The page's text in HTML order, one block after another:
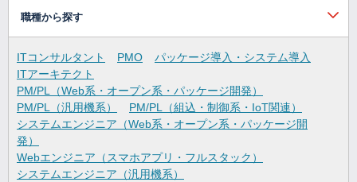
職種から探す
ITコンサルタント PMO
パッケージ導入・システム導入
ITアーキテクト
PM/PL（Web系・オープン系・パッケージ開発）
PM/PL（汎用機系）
PM/PL（組込・制御系・IoT関連）
システムエンジニア（Web系・オープン系・パッケージ開
発）
Webエンジニア（スマホアプリ・フルスタック）
システムエンジニア（汎用機系）